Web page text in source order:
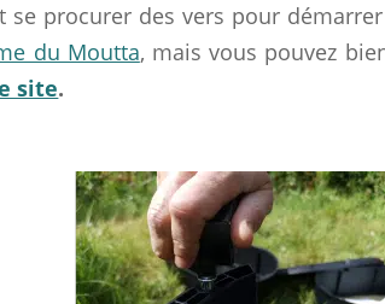
procurer des vers pour
du Moutta, mais vous pouvez
site.